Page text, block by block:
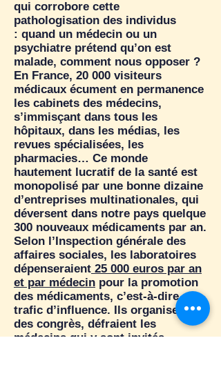
qui corrobore cette
pathologisation des individus
: quand un médecin ou un
psychiatre prétend qu’on est
malade, comment nous opposer ?
En France, 20 000 visiteurs
médicaux écument en permanence
les cabinets des médecins,
s’immisçant dans tous les
hôpitaux, dans les médias, les
revues spécialisées, les
pharmacies… Ce monde
hautement lucratif de la santé est
monopolisé par une bonne dizaine
d’entreprises multinationales, qui
déversent dans notre pays quelque
300 nouveaux médicaments par an.
Selon l’Inspection générale des
affaires sociales, les laboratoires
dépenseraient 25 000 euros par an
et par médecin pour la promotion
des médicaments, c’est-à-dire en
trafic d’influence. Ils organisent
des congrès, défraient les
médecins qui y sont invités,